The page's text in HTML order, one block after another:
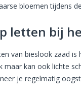
bloemen tijdens
letten bij
van bieslook zaad
maar kan ook lichte
je regelmatig